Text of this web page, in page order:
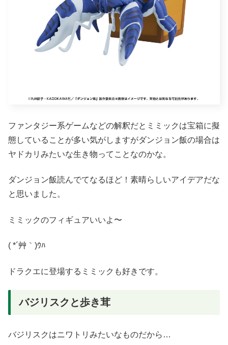
ファンタジー系ゲームなどの解釈だとミミックは宝箱に擬
態していることが多い気がしますがダンジョン飯の場合は
ヤドカリみたいな生き物ってことなのかな。
ダンジョン飯読んでてなるほど！素晴らしいアイデアだな
と思いました。
ミミックのフィギュアいいよ〜
( *´艸｀)ｳﾊ
ドラクエに登場するミミックも好きです。
バジリスクと歩き茸
バジリスクはニワトリみたいなものだから…